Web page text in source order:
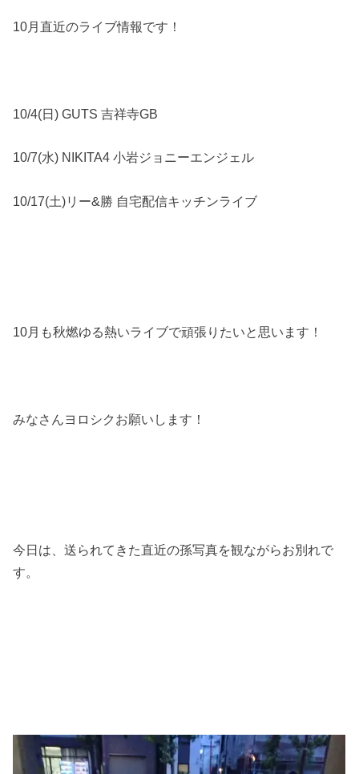
10月直近のライブ情報です！
10/4(日) GUTS 吉祥寺GB
10/7(水) NIKITA4 小岩ジョニーエンジェル
10/17(土)リー&勝 自宅配信キッチンライブ
10月も秋燃ゆる熱いライブで頑張りたいと思います！
みなさんヨロシクお願いします！
今日は、送られてきた直近の孫写真を観ながらお別れで
す。